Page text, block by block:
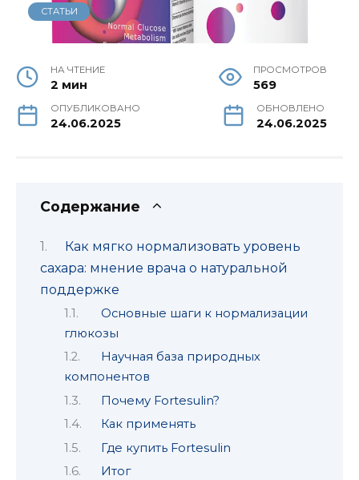
СТАТЬИ
НА ЧТЕНИЕ
2 мин
ПРОСМОТРОВ
569
ОПУБЛИКОВАНО
24.06.2025
ОБНОВЛЕНО
24.06.2025
Содержание
Как мягко нормализовать уровень
сахара: мнение врача о натуральной
поддержке
Основные шаги к нормализации
глюкозы
Научная база природных
компонентов
Почему Fortesulin?
Как применять
Где купить Fortesulin
Итог